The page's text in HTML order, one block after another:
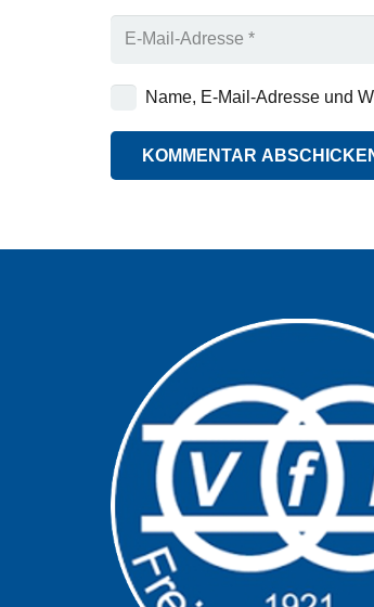
Name, E-Mail-Adresse und
KOMMENTAR